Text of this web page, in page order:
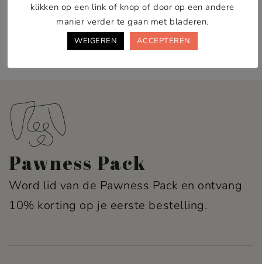
Pawness Pack
Word lid van de Pawness Pack en ontvang
10% korting op je eerste bestelling.
klikken op een link of knop of door op een andere
manier verder te gaan met bladeren.
WEIGEREN ACCEPTEREN